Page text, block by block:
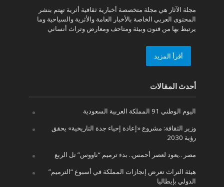
مجلة الآثار هي مجلة متخصصة أخبارية ثقافية أثرية تهتم بنشر
المحتوى العربي الخاصة بالأخبار العامة والأثرية والسياحية وما
يرتبط بها من فنون وبيئة ومتاحف ومعارض وتراث أنساني
أقرأ المزيد
أحدث المقالات
اليوم الوطني 91 المملكة العربية السعودية
وزير الثقافة: مشروع «إعادة إحياء جدة التاريخية» يحقق
رؤية 2030
مصر ..يعود لعصر أحمس.. بدء ترميم “ناووس” تل الربع
هيئة التراث تعرض إنجازات المملكة في أسبوع “الترميم”
الدولي بإيطاليا